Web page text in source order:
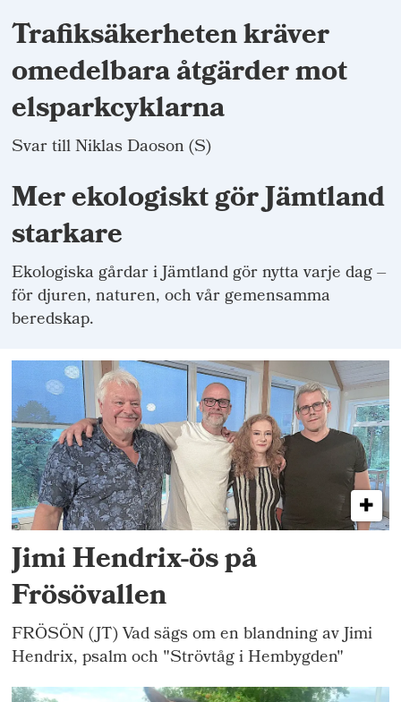
Trafiksäkerheten kräver
omedelbara åtgärder mot
elsparkcyklarna
Svar till Niklas Daoson (S)
Mer ekologiskt gör Jämtland
starkare
Ekologiska gårdar i Jämtland gör nytta varje dag –
för djuren, naturen, och vår gemensamma
beredskap.
Jimi Hendrix-ös på
Frösövallen
FRÖSÖN (JT) Vad sägs om en blandning av Jimi
Hendrix, psalm och "Strövtåg i Hembygden"